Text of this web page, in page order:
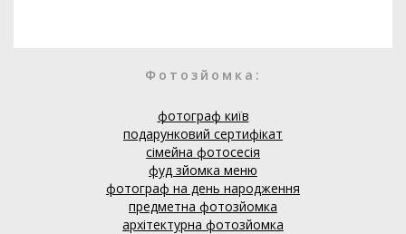
Фотозйомка:
фотограф київ
подарунковий сертифікат
сімейна фотосесія
фуд зйомка меню
фотограф на день народження
предметна фотозйомка
архітектурна фотозйомка